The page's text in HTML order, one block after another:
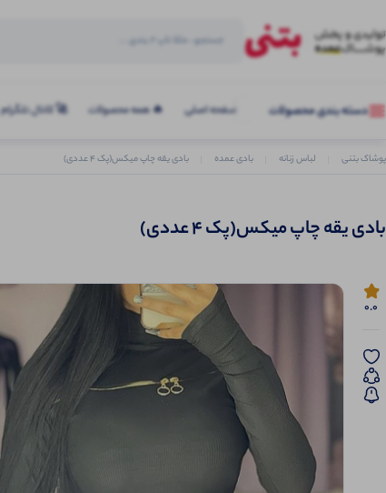
دسته بندی محصولات صفحه اصلی 🔥 همه محصولات 🚀 کانال تلگرام
پوشاک بتنی لباس زنانه بادی عمده بادی یقه چاپ میکس(پک 4 عددی)
بادی یقه چاپ میکس(پک 4 عددی)
0.0